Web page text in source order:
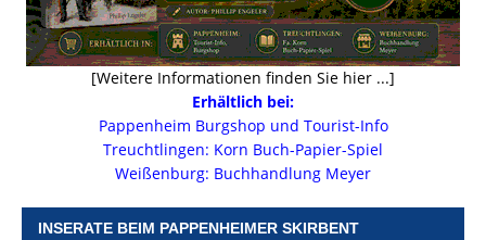
[Weitere Informationen finden Sie hier ...]
Erhältlich bei:
Pappenheim Burgshop und Tourist-Info
Treuchtlingen: Korn Buch-Papier-Spiel
Weißenburg: Buchhandlung Meyer
INSERATE BEIM PAPPENHEIMER SKIRBENT